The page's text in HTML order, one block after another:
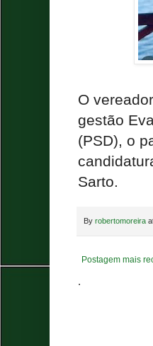
O
gestão
(PSD), o
Sarto.
By robertomoreira
Postagem mais
.